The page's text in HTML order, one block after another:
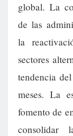
global. La
de las
la
sectores
tendencia
meses. La
fomento de
consolidar